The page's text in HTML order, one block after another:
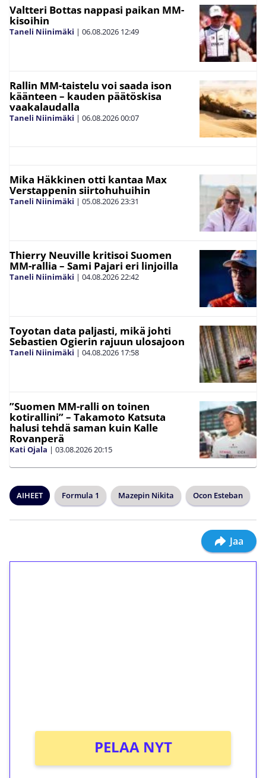
Valtteri Bottas nappasi paikan MM-
kisoihin
Taneli Niinimäki | 06.08.2026 12:49
Rallin MM-taistelu voi saada ison
käänteen – kauden päätöskisa
vaakalaudalla
Taneli Niinimäki | 06.08.202600:07
Mika Häkkinen otti kantaa Max
Verstappenin siirtohuhuihin
Taneli Niinimäki | 05.08.202623:31
Thierry Neuville kritisoi Suomen
MM-rallia – Sami Pajari eri linjoilla
Taneli Niinimäki | 04.08.202622:42
Toyotan data paljasti, mikä johti
Sebastien Ogierin rajuun ulosajoon
Taneli Niinimäki | 04.08.2026 17:58
”Suomen MM-ralli on toinen
kotirallini” – Takamoto Katsuta
halusi tehdä saman kuin Kalle
Rovanperä
Kati Ojala | 03.08.202620:15
AIHEET Formula 1 Mazepin Nikita Ocon Esteban
Jaa
PELAA NYT